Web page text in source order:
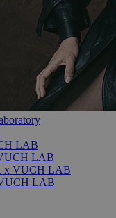
LAB
LAB
x VUCH LAB
LAB